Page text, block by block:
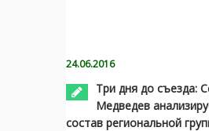
24.06.2016
Три дня до съезда:
Медведев
состав региональной